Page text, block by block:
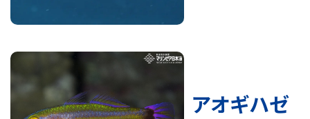
アオギハゼ